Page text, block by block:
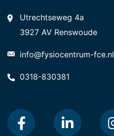
Utrechtseweg 4a
3927 AV Renswoude
info@fysiocentrum-fce.nl
0318-830381